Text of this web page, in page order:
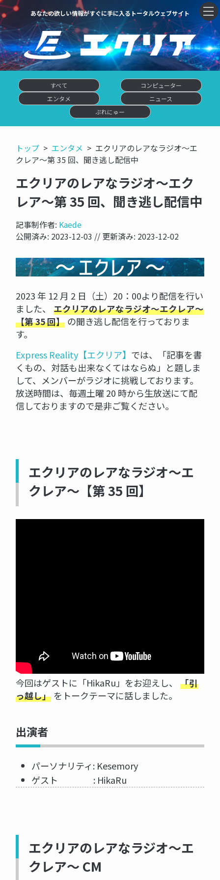
あなたの欲しい情報がすぐに手に入るトータルウェブサイト
すべて
コンピューター
エンタメ
ニュース
ぷれにゅー
トップ エンタメ
エクリアのレアなラジオ～エ
クレア～第 35 回、聞き逃し配信中
エクリアのレアなラジオ～エク
レア～第 35 回、聞き逃し配信中
記事制作者: Kaede
公開済み: 2023-12-03 // 更新済み: 2023-12-02
NOW PRINTING...
2023 年 12 月 2 日（土）20：00より配信を行い
ました、
エクリアのレアなラジオ～エクレア～
【第 35 回】 の聞き逃し配信を行っておりま
す。
Express Reality【エクリア】 では、「記事を書
くもの、対話も出来なくてはならぬ」と題しま
して、メンバーがラジオに挑戦しております。
放送時間は、毎週土曜 20 時から生放送にて配
信しておりますので是非ご覧ください。
エクリアのレアなラジオ～エ
クレア～【第 35 回】
今回はゲストに「HikaRu」をお迎えし、
「引
っ越し」 をトークテーマに話しました。
出演者
パーソナリティ: Kesemory
ゲスト : HikaRu
エクリアのレアなラジオ～エ
クレア～ CM